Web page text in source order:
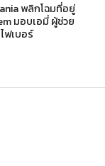
พลิกโฉมที่อยู่
มอบเอมี่ ผู้ช่วย
ฟเบอร์